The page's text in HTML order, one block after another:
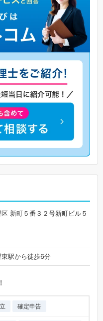
新町５番３２号新町ビル５
駅から徒歩6分
確定申告